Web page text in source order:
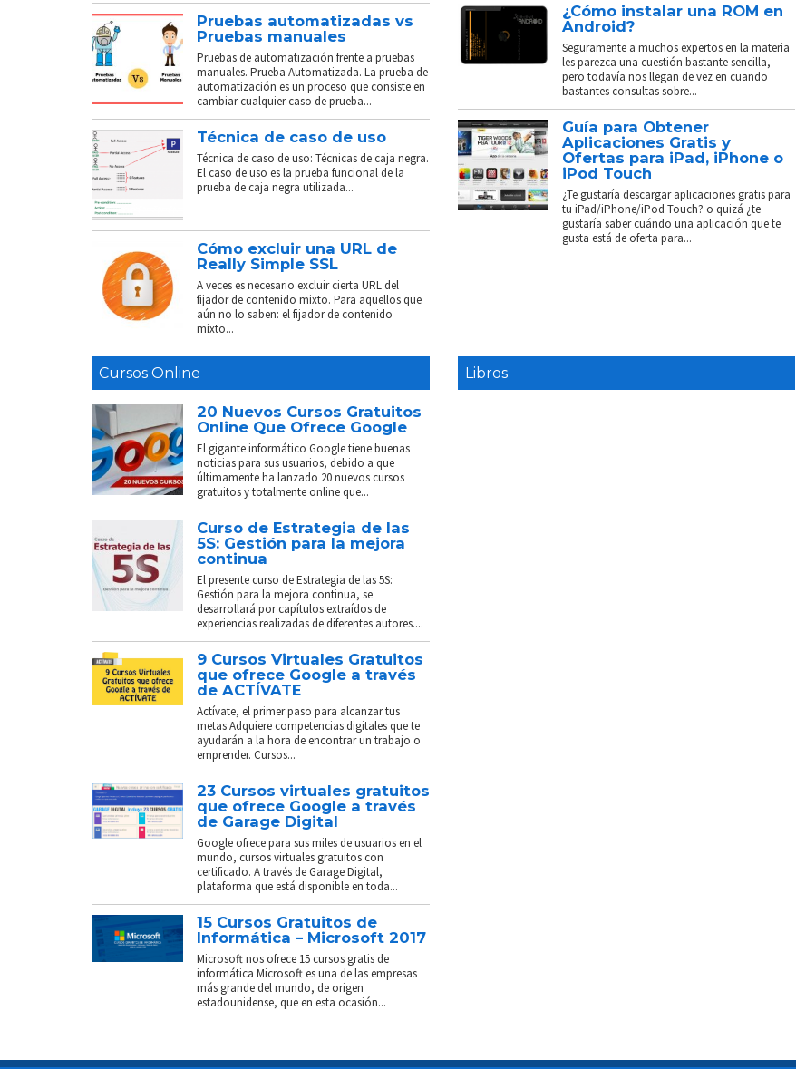
Pruebas automatizadas vs
Pruebas manuales
Pruebas de automatización frente a pruebas
manuales. Prueba Automatizada. La prueba de
automatización es un proceso que consiste en
cambiar cualquier caso de prueba...
Técnica de caso de uso
Técnica de caso de uso: Técnicas de caja negra.
El caso de uso es la prueba funcional de la
prueba de caja negra utilizada...
Cómo excluir una URL de
Really Simple SSL
A veces es necesario excluir cierta URL del
fijador de contenido mixto. Para aquellos que
aún no lo saben: el fijador de contenido
mixto...
¿Cómo instalar una ROM en
Android?
Seguramente a muchos expertos en la materia
les parezca una cuestión bastante sencilla,
pero todavía nos llegan de vez en cuando
bastantes consultas sobre...
Guía para Obtener
Aplicaciones Gratis y
Ofertas para iPad, iPhone o
iPod Touch
¿Te gustaría descargar aplicaciones gratis para
tu iPad/iPhone/iPod Touch? o quizá ¿te
gustaría saber cuándo una aplicación que te
gusta está de oferta para...
Cursos Online
20 Nuevos Cursos Gratuitos
Online Que Ofrece Google
El gigante informático Google tiene buenas
noticias para sus usuarios, debido a que
últimamente ha lanzado 20 nuevos cursos
gratuitos y totalmente online que...
Curso de Estrategia de las
5S: Gestión para la mejora
continua
El presente curso de Estrategia de las 5S:
Gestión para la mejora continua, se
desarrollará por capítulos extraídos de
experiencias realizadas de diferentes autores....
9 Cursos Virtuales Gratuitos
que ofrece Google a través
de ACTÍVATE
Actívate, el primer paso para alcanzar tus
metas Adquiere competencias digitales que te
ayudarán a la hora de encontrar un trabajo o
emprender. Cursos...
23 Cursos virtuales gratuitos
que ofrece Google a través
de Garage Digital
Google ofrece para sus miles de usuarios en el
mundo, cursos virtuales gratuitos con
certificado. A través de Garage Digital,
plataforma que está disponible en toda...
15 Cursos Gratuitos de
Informática – Microsoft 2017
Microsoft nos ofrece 15 cursos gratis de
informática Microsoft es una de las empresas
más grande del mundo, de origen
estadounidense, que en esta ocasión...
Libros